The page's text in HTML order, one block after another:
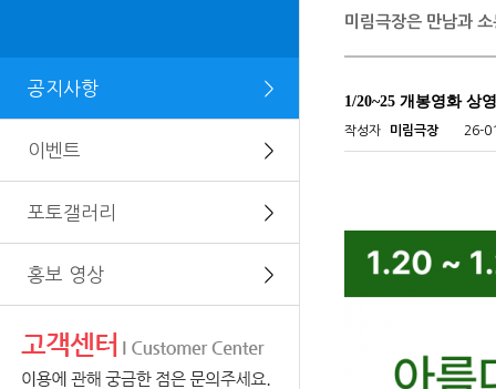
공지사항 ＞
이벤트 ＞
포토갤러리 ＞
홍보 영상 ＞
미림극장은 만남과
1/20~25 개봉영화 상
작성자 미림극장 26-